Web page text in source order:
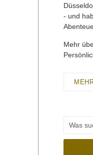
- und
Mehr